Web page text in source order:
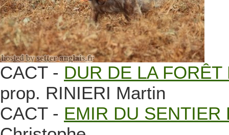
CACT - DUR DE LA
prop. RINIERI Martin
CACT - EMIR DU SENTIER